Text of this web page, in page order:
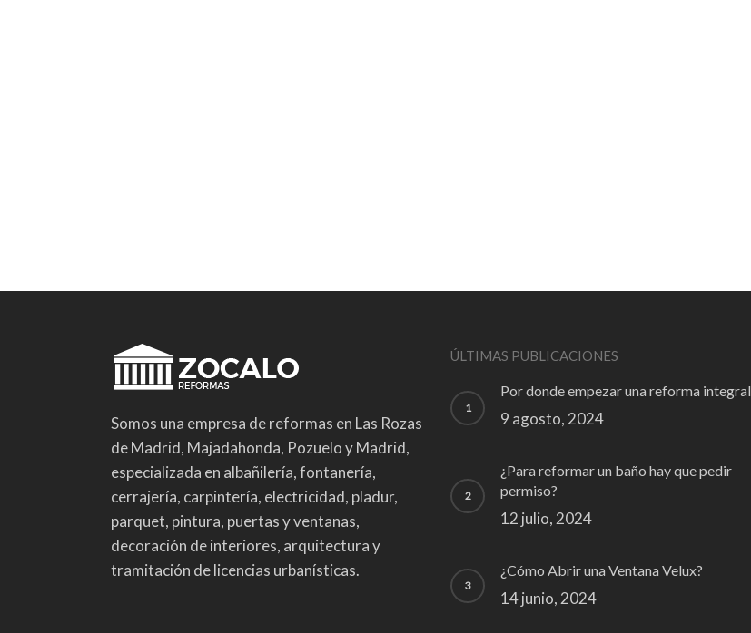
Somos una empresa de reformas en Las Rozas
de Madrid, Majadahonda, Pozuelo y Madrid,
especializada en albañilería, fontanería,
cerrajería, carpintería, electricidad, pladur,
parquet, pintura, puertas y ventanas,
decoración de interiores, arquitectura y
tramitación de licencias urbanísticas.
ÚLTIMAS PUBLICACIONES
Por donde empezar una reforma integral
9 agosto, 2024
¿Para reformar un baño hay que pedir
permiso?
12 julio, 2024
¿Cómo Abrir una Ventana Velux?
14 junio, 2024